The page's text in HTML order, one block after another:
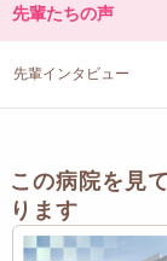
先輩たちの声
先輩インタビュー
この病院を見
ります